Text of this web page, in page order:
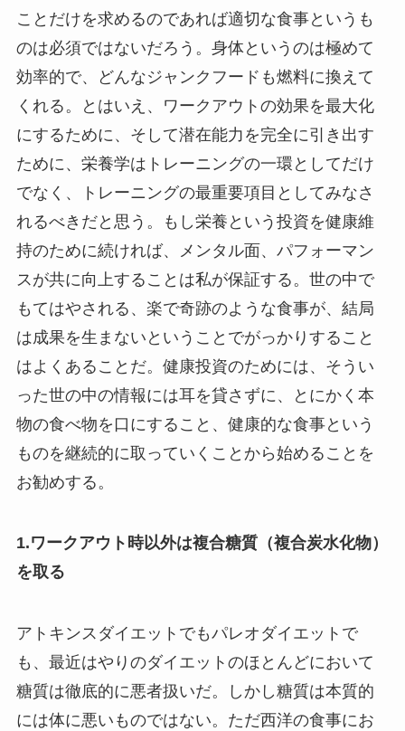
ことだけを求めるのであれば適切な食事というも
のは必須ではないだろう。身体というのは極めて
効率的で、どんなジャンクフードも燃料に換えて
くれる。とはいえ、ワークアウトの効果を最大化
にするために、そして潜在能力を完全に引き出す
ために、栄養学はトレーニングの一環としてだけ
でなく、トレーニングの最重要項目としてみなさ
れるべきだと思う。もし栄養という投資を健康維
持のために続ければ、メンタル面、パフォーマン
スが共に向上することは私が保証する。世の中で
もてはやされる、楽で奇跡のような食事が、結局
は成果を生まないということでがっかりすること
はよくあることだ。健康投資のためには、そうい
った世の中の情報には耳を貸さずに、とにかく本
物の食べ物を口にすること、健康的な食事という
ものを継続的に取っていくことから始めることを
お勧めする。
1.ワークアウト時以外は複合糖質（複合炭水化物）
を取る
アトキンスダイエットでもパレオダイエットで
も、最近はやりのダイエットのほとんどにおいて
糖質は徹底的に悪者扱いだ。しかし糖質は本質的
には体に悪いものではない。ただ西洋の食事にお